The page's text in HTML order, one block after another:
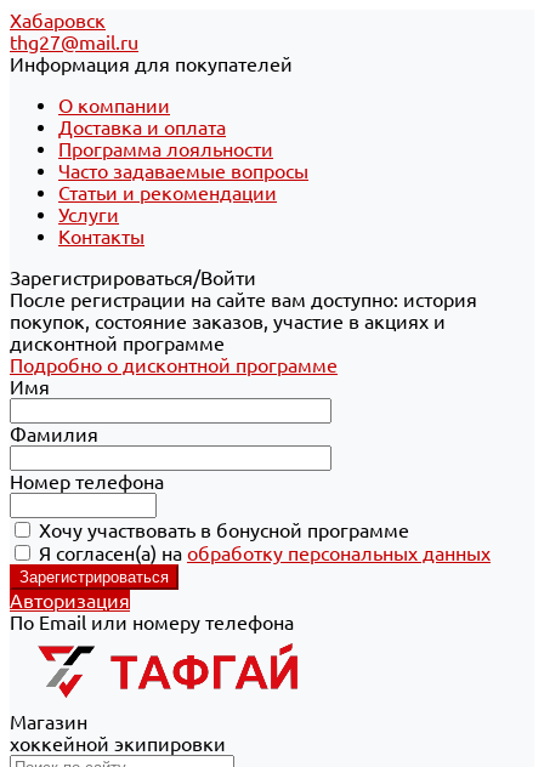
Хабаровск
thg27@mail.ru
Информация для покупателей
О компании
Доставка и оплата
Программа лояльности
Часто задаваемые вопросы
Статьи и рекомендации
Услуги
Контакты
Зарегистрироваться/Войти
После регистрации на сайте вам доступно: история
покупок, состояние заказов, участие в акциях и
дисконтной программе
Подробно о дисконтной программе
Имя
Фамилия
Номер телефона
Хочу участвовать в бонусной программе
Я согласен(а) на обработку персональных данных
Авторизация
По Email или номеру телефона
Магазин
хоккейной экипировки